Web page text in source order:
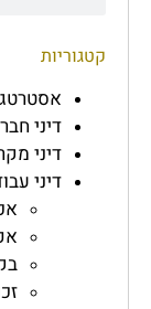
קטגוריות
דיני
דיני
דיני